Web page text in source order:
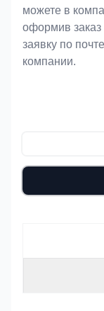
можете в
оформив заказ
заявку по
компании.